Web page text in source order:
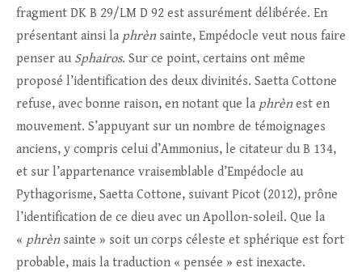
fragment DK B 29/LM D 92 est assurément délibérée. En
présentant ainsi la phrèn sainte, Empédocle veut nous faire
penser au Sphairos. Sur ce point, certains ont même
proposé l’identification des deux divinités. Saetta Cottone
refuse, avec bonne raison, en notant que la phrèn est en
mouvement. S’appuyant sur un nombre de témoignages
anciens, y compris celui d’Ammonius, le citateur du B 134,
et sur l’appartenance vraisemblable d’Empédocle au
Pythagorisme, Saetta Cottone, suivant Picot (2012), prône
l’identification de ce dieu avec un Apollon-soleil. Que la
« phrèn sainte » soit un corps céleste et sphérique est fort
probable, mais la traduction « pensée » est inexacte.